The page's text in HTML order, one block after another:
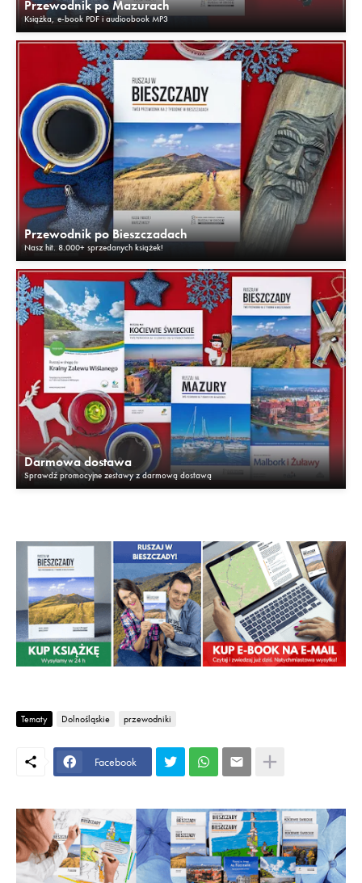
Przewodnik po Mazurach
Książka, e-book PDF i audioobook MP3
Przewodnik po Bieszczadach
Nasz hit. 8.000+ sprzedanych książek!
Darmowa dostawa
Sprawdź promocyjne zestawy z darmową dostawą
Tematy Dolnośląskie przewodniki
Facebook